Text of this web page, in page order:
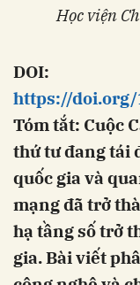
Học viện
DOI:
https://doi.org/
Tóm tắt: Cuộc
thứ tư đang tái
quốc gia và
mạng đã trở
hạ tầng số trở
gia. Bài viết